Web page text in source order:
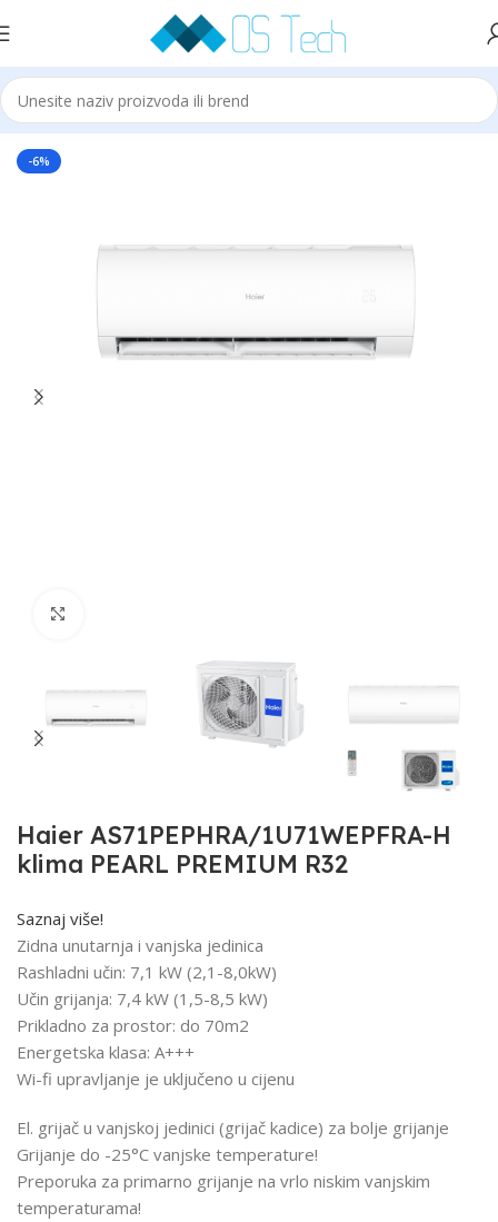
Početna Klime HAIER
-6%
Haier AS71PEPHRA/1U71WEPFRA-H
klima PEARL PREMIUM R32
Saznaj više!
Zidna unutarnja i vanjska jedinica
Rashladni učin: 7,1 kW (2,1-8,0kW)
Učin grijanja: 7,4 kW (1,5-8,5 kW)
Prikladno za prostor: do 70m2
Energetska klasa: A+++
Wi-fi upravljanje je uključeno u cijenu
El. grijač u vanjskoj jedinici (grijač kadice) za bolje grijanje
Grijanje do -25°C vanjske temperature!
Preporuka za primarno grijanje na vrlo niskim vanjskim
temperaturama!